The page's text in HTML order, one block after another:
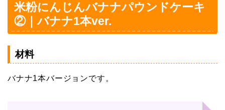
米粉にんじんバナナパウンドケーキ
②｜バナナ1本ver.
材料
バナナ1本バージョンです。